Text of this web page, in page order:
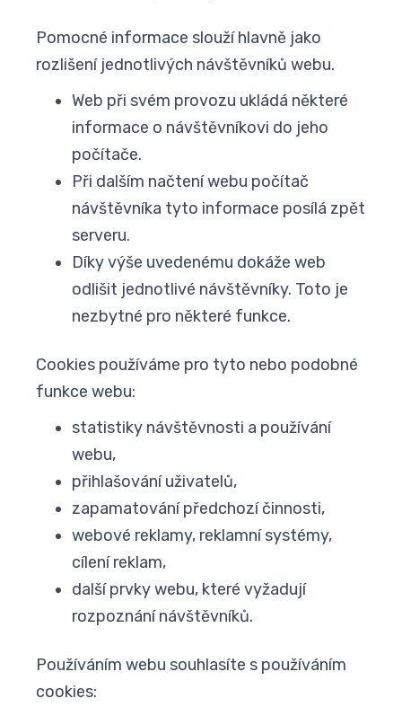
Pomocné informace slouží hlavně jako
rozlišení jednotlivých návštěvníků webu.
Web při svém provozu ukládá některé
informace o návštěvníkovi do jeho
počítače.
Při dalším načtení webu počítač
návštěvníka tyto informace posílá zpět
serveru.
Díky výše uvedenému dokáže web
odlišit jednotlivé návštěvníky. Toto je
nezbytné pro některé funkce.
Cookies používáme pro tyto nebo podobné
funkce webu:
statistiky návštěvnosti a používání
webu,
přihlašování uživatelů,
zapamatování předchozí činnosti,
webové reklamy, reklamní systémy,
cílení reklam,
další prvky webu, které vyžadují
rozpoznání návštěvníků.
Používáním webu souhlasíte s používáním
cookies: